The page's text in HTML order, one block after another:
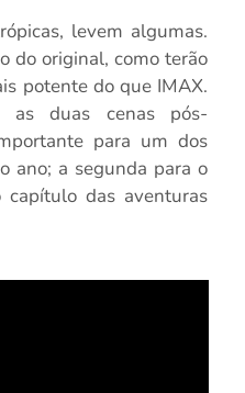
levem algumas.
do original, como terão
potente do que IMAX.
as duas cenas pós-
para um dos
ano; a segunda para o
das aventuras